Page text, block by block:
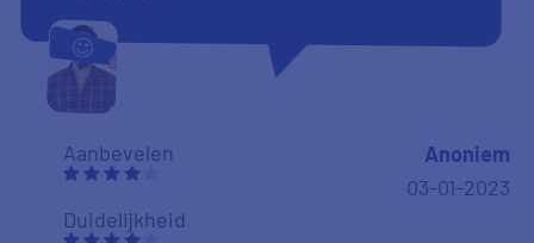
Aanbevelen
Duidelijkheid
Anoniem
03-01-2023